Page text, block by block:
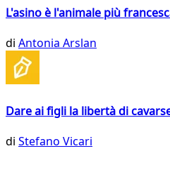
L'asino è l'animale più
di Antonia Arslan
Dare ai figli la libertà di
di Stefano Vicari